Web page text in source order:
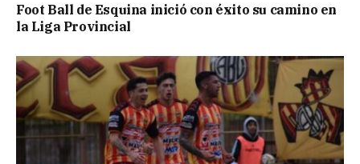
Foot Ball de Esquina inició con éxito su camino en
la Liga Provincial